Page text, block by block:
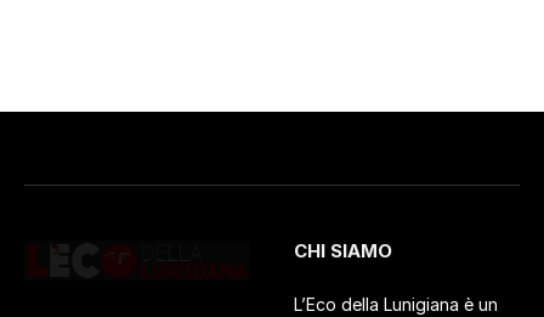
CHI SIAMO
L’Eco della Lunigiana è un